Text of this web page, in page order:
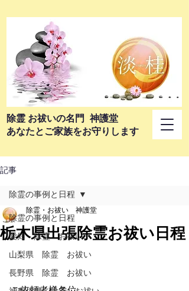
​除霊 お祓いの名門 神護堂
あなたとご家族をお守りします
記事
除霊の事例と日程
愛知 除霊 お祓い
山梨県 除霊 お祓い
長野県 除霊 お祓い
除霊の事例と日程
栃木県出張除霊お祓い日程
除霊・お祓い 神護堂